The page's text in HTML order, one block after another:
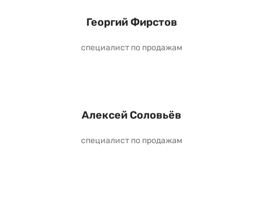
Георгий Фирстов
специалист по продажам
Алексей Соловьёв
специалист по продажам